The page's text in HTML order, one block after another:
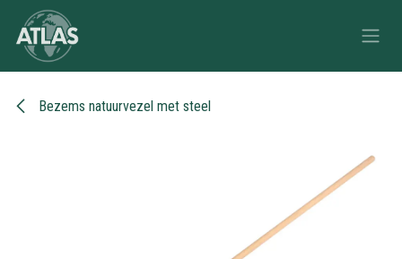
Overslaan naar inhoud
Bezems natuurvezel met steel